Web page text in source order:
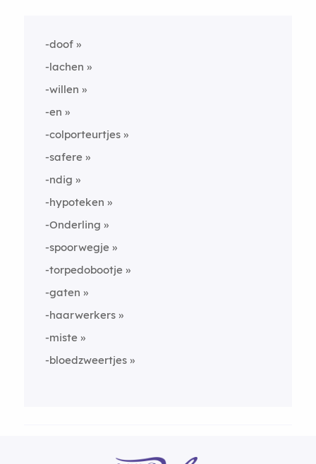
-doof
-lachen
-willen
-en
-colporteurtjes
-safere
-ndig
-hypoteken
-Onderling
-spoorwegje
-torpedobootje
-gaten
-haarwerkers
-miste
-bloedzweertjes